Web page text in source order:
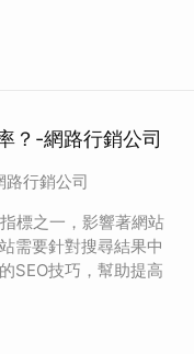
？-網路行銷公司
行銷公司
標之一，影響著網站
需要針對搜尋結果中
SEO技巧，幫助提高